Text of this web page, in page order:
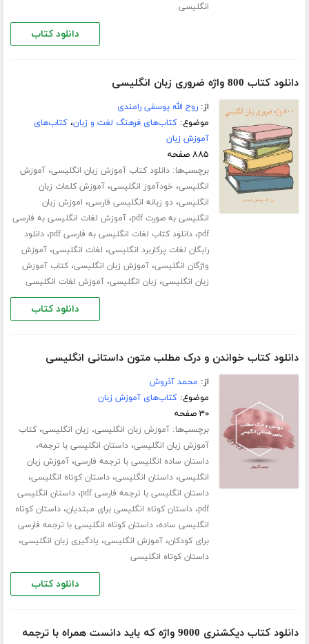
انگلیسی
دانلود کتاب
دانلود کتاب 800 واژه ضروری زبان انگلیسی
از:روح الله یوسفی رامندی
موضوع:کتاب‌های فرهنگ لغت و زبان،کتاب‌های
آموزش زبان
۸۸۵ صفحه
برچسب‌ها:دانلود کتاب آموزش زبان انگلیسی،آموزش
انگلیسی، خودآموز انگلیسی،آموزش کلمات زبان
انگلیسی،دو زبانه انگلیسی فارسی، اموزش زبان
انگلیسی به صورت pdf
،آموزش لغات انگلیسی به فارسی
pdf،دانلود کتاب لغات انگلیسی به فارسی pdf ،دانلود
رایگان لغات پرکاربرد انگلیسی، لغات انگلیسی،آموزش
واژگان انگلیسی،آموزش زبان انگلیسی،کتاب آموزش
زبان انگلیسی، زبان انگلیسی،آموزش لغات انگلیسی
دانلود کتاب
دانلود کتاب خواندن و درک مطلب متون داستانی انگلیسی
از: محمد آذروش
موضوع:کتاب‌های آموزش زبان
۳۰ صفحه
برچسب‌ها:آموزش زبان انگلیسی، زبان انگلیسی،کتاب
آموزش زبان انگلیسی،داستان انگلیسی با ترجمه،
داستان ساده انگلیسی با ترجمه فارسی،آموزش زبان
انگلیسی،داستان انگلیسی،داستان کوتاه انگلیسی،
داستان انگلیسی با ترجمه فارسی pdf ،داستان انگلیسی
pdf،داستان کوتاه انگلیسی برای مبتدیان،داستان کوتاه
انگلیسی ساده،داستان کوتاه انگلیسی با ترجمه فارسی
برای کودکان،آموزش انگلیسی، یادگیری زبان انگلیسی،
داستان کوتاه انگلیسی
دانلود کتاب
دانلود کتاب دیکشنری 9000 واژه که باید دانست همراه با ترجمه